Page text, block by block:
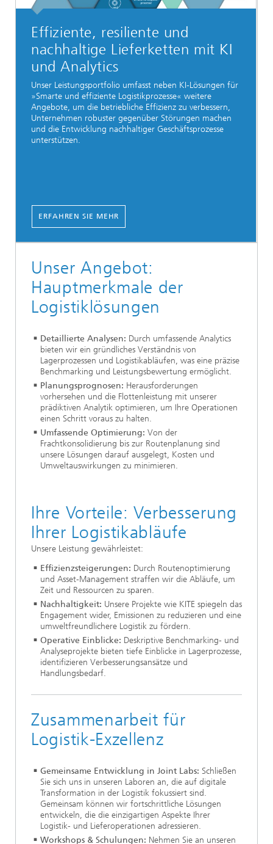
Effiziente, resiliente und
nachhaltige Lieferketten mit KI
und Analytics
Unser Leistungsportfolio umfasst neben KI-Lösungen für
»Smarte und effiziente Logistikprozesse« weitere
Angebote, um die betriebliche Effizienz zu verbessern,
Unternehmen robuster gegenüber Störungen machen
und die Entwicklung nachhaltiger Geschäftsprozesse
unterstützen.
ERFAHREN SIE MEHR
Unser Angebot:
Hauptmerkmale der
Logistiklösungen
Detaillierte Analysen: Durch umfassende Analytics
bieten wir ein gründliches Verständnis von
Lagerprozessen und Logistikabläufen, was eine präzise
Benchmarking und Leistungsbewertung ermöglicht.
Planungsprognosen: Herausforderungen
vorhersehen und die Flottenleistung mit unserer
prädiktiven Analytik optimieren, um Ihre Operationen
einen Schritt voraus zu halten.
Umfassende Optimierung: Von der
Frachtkonsolidierung bis zur Routenplanung sind
unsere Lösungen darauf ausgelegt, Kosten und
Umweltauswirkungen zu minimieren.
Ihre Vorteile: Verbesserung
Ihrer Logistikabläufe
Unsere Leistung gewährleistet:
Effizienzsteigerungen: Durch Routenoptimierung
und Asset-Management straffen wir die Abläufe, um
Zeit und Ressourcen zu sparen.
Nachhaltigkeit: Unsere Projekte wie KITE spiegeln das
Engagement wider, Emissionen zu reduzieren und eine
umweltfreundlichere Logistik zu fördern.
Operative Einblicke: Deskriptive Benchmarking- und
Analyseprojekte bieten tiefe Einblicke in Lagerprozesse,
identifizieren Verbesserungsansätze und
Handlungsbedarf.
Zusammenarbeit für
Logistik-Exzellenz
Gemeinsame Entwicklung in Joint Labs: Schließen
Sie sich uns in unseren Laboren an, die auf digitale
Transformation in der Logistik fokussiert sind.
Gemeinsam können wir fortschrittliche Lösungen
entwickeln, die die einzigartigen Aspekte Ihrer
Logistik- und Lieferoperationen adressieren.
Workshops & Schulungen: Nehmen Sie an unseren